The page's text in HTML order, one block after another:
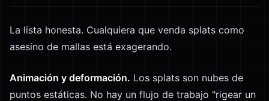
La lista honesta. Cualquiera que venda splats como
asesino de mallas está exagerando.
Animación y deformación. Los splats son nubes de
puntos estáticas. No hay un flujo de trabajo "rigear un